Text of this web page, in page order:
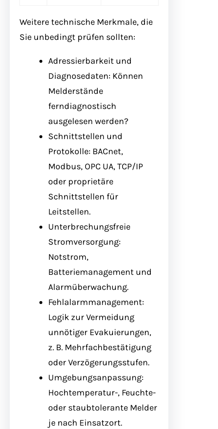
Weitere technische Merkmale, die
Sie unbedingt prüfen sollten:
Adressierbarkeit und
Diagnosedaten: Können
Melderstände
ferndiagnostisch
ausgelesen werden?
Schnittstellen und
Protokolle: BACnet,
Modbus, OPC UA, TCP/IP
oder proprietäre
Schnittstellen für
Leitstellen.
Unterbrechungsfreie
Stromversorgung:
Notstrom,
Batteriemanagement und
Alarmüberwachung.
Fehlalarmmanagement:
Logik zur Vermeidung
unnötiger Evakuierungen,
z. B. Mehrfachbestätigung
oder Verzögerungsstufen.
Umgebungsanpassung:
Hochtemperatur-, Feuchte-
oder staubtolerante Melder
je nach Einsatzort.